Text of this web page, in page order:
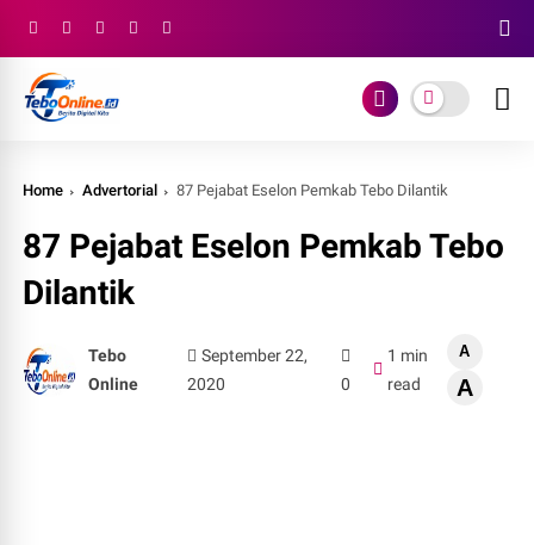
Home Advertorial 87 Pejabat Eselon Pemkab Tebo Dilantik
87 Pejabat Eselon Pemkab Tebo
Dilantik
Tebo
Online
September 22,
2020
0
1 min
read
A
A